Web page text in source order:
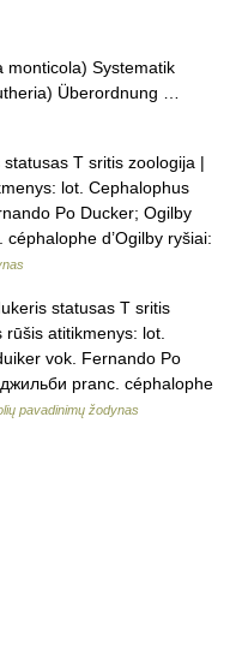
Systematik
Überordnung …
T sritis zoologija |
lot. Cephalophus
Po Ducker; Ogilby
d’Ogilby ryšiai:
statusas T sritis
atitikmenys: lot.
vok. Fernando Po
pranc. céphalophe
pavadinimų žodynas